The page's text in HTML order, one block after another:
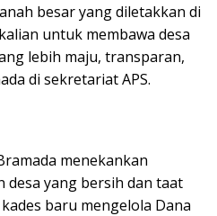
besar yang diletakkan di
untuk membawa desa
lebih maju, transparan,
di sekretariat APS.
menekankan
yang bersih dan taat
baru mengelola Dana